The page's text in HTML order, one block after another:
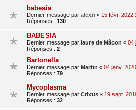
babesia
Dernier message par alexri « 15 févr. 2022
Réponses : 130
BABESIA
Dernier message par laure de Mâcon « 04
Réponses : 2
Bartonella
Dernier message par Martin « 04 janv.
Réponses : 79
Mycoplasma
Dernier message par Crixus « 19 sept.
Réponses : 32